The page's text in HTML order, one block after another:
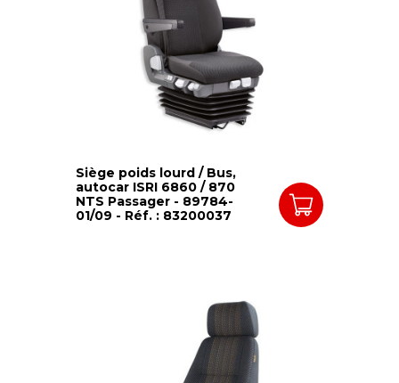
Siège poids lourd / Bus,
autocar ISRI 6860 / 870
NTS Passager - 89784-
01/09 - Réf. : 83200037